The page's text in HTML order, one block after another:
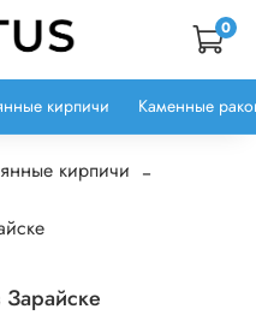
0
кирпичи Каменные
кирпичи
Зарайске